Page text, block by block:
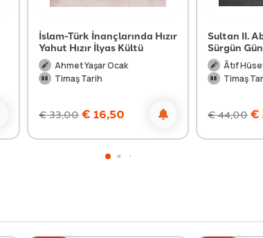
İslam-Türk İnançlarında Hızır
Yahut Hızır İlyas Kültü
Ahmet Yaşar Ocak
Timaş Tarih
€33,00 € 16,50
Sultan II.
Sürgün
Âtıf
Timaş
€44,00 €